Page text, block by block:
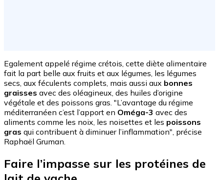
Egalement appelé régime crétois, cette diète alimentaire
fait la part belle aux fruits et aux légumes, les légumes
secs, aux féculents complets, mais aussi aux bonnes
graisses avec des oléagineux, des huiles d’origine
végétale et des poissons gras. "L’avantage du régime
méditerranéen c’est l’apport en Oméga-3 avec des
aliments comme les noix, les noisettes et les poissons
gras qui contribuent à diminuer l’inflammation", précise
Raphaël Gruman.
Faire l’impasse sur les protéines de